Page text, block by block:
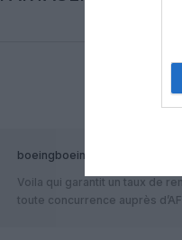
boeingboeing
Voila qui garantit un taux de
toute concurrence auprès